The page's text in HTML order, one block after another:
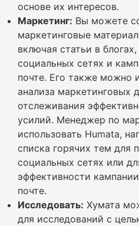
основе их интересов.
Маркетинг: Вы можете
маркетинговые
включая статьи в
социальных сетях и
почте. Его также можно
анализа маркетинговых
отслеживания
усилий. Менеджер по
использовать Humata,
списка горячих тем для
социальных сетях или
эффективности
почте.
Исследовать: Хумата
для исследований с